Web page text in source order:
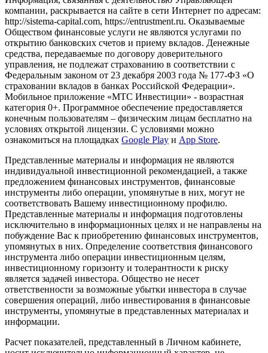
компании, раскрывается на сайте в сети Интернет по адресам:
http://sistema-capital.com, https://entrustment.ru. Оказываемые
Обществом финансовые услуги не являются услугами по
открытию банковских счетов и приему вкладов. Денежные
средства, передаваемые по договору доверительного
управления, не подлежат страхованию в соответствии с
Федеральным законом от 23 декабря 2003 года № 177-ФЗ «О
страховании вкладов в банках Российской Федерации».
Мобильное приложение «МТС Инвестиции» - возрастная
категория 0+. Программное обеспечение предоставляется
конечным пользователям – физическим лицам бесплатно на
условиях открытой лицензии. С условиями можно
ознакомиться на площадках Google Play и App Store.
Представленные материалы и информация не являются
индивидуальной инвестиционной рекомендацией, а также
предложением финансовых инструментов, финансовые
инструменты либо операции, упомянутые в них, могут не
соответствовать Вашему инвестиционному профилю.
Представленные материалы и информация подготовлены
исключительно в информационных целях и не направлены на
побуждение Вас к приобретению финансовых инструментов,
упомянутых в них. Определение соответствия финансового
инструмента либо операции инвестиционным целям,
инвестиционному горизонту и толерантности к риску
является задачей инвестора. Общество не несет
ответственности за возможные убытки инвестора в случае
совершения операций, либо инвестирования в финансовые
инструменты, упомянутые в представленных материалах и
информации.
Расчет показателей, представленный в Личном кабинете,